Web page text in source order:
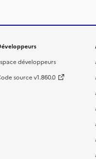
développeurs
source v1.860.0